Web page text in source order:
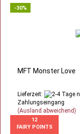
-30%
MFT Monster Love
Lieferzeit:
Zahlungseingang
(Ausland abweichend)
12
FAIRY POINTS